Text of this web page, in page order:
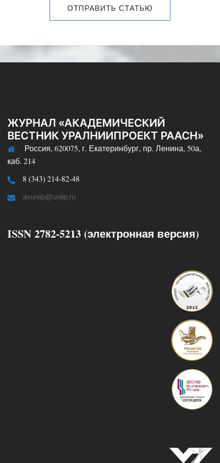
ОТПРАВИТЬ СТАТЬЮ
ЖУРНАЛ «АКАДЕМИЧЕСКИЙ
ВЕСТНИК УРАЛНИИПРОЕКТ РААСН»
Россия, 620075, г. Екатеринбург, пр. Ленина, 50а,
каб. 214
8 (343) 214-82-48
avuniip@uniip.ru
ISSN 2782-5213 (электронная версия)